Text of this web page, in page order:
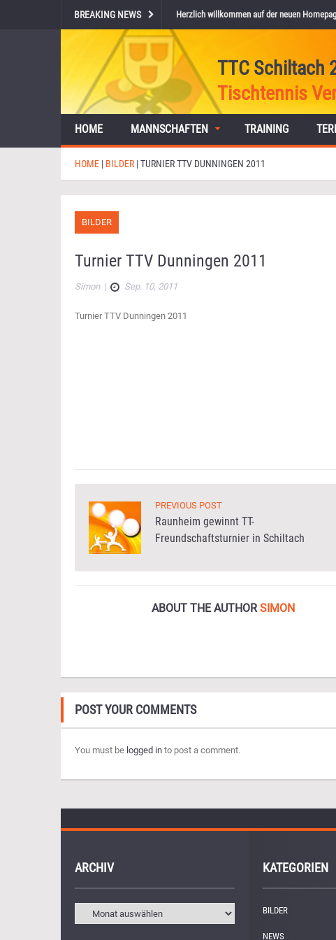
BREAKING NEWS Herzlich willkommen auf der neuen
TTC Schiltach
Tischtennis
HOME MANNSCHAFTEN TRAINING
HOME | BILDER |TURNIER TTV DUNNINGEN 2011
BILDER
Turnier TTV Dunningen 2011
Simon| Sep. 10, 2011
Turnier TTV Dunningen 2011
PREVIOUS POST
Raunheim gewinnt TT-
Freundschaftsturnier in Schiltach
ABOUT THE AUTHORSIMON
POST YOUR COMMENTS
You must be logged in to post a comment.
ARCHIV KATEGORIEN
BILDER
NEWS